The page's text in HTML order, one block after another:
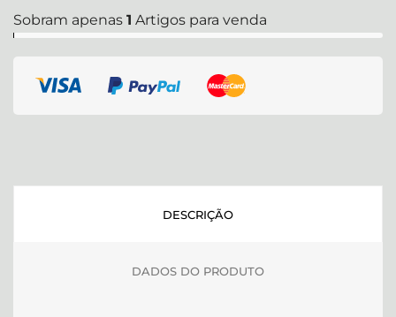
Sobram apenas 1 Artigos para venda
DESCRIÇÃO
DADOS DO PRODUTO